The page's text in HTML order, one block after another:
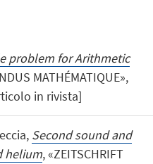
problem for Arithmetic
MATHÉMATIQUE»,
in rivista]
Second sound and
helium, «ZEITSCHRIFT